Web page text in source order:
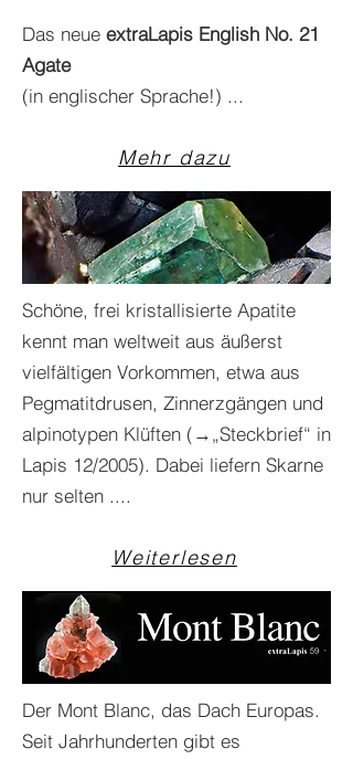
Das neue extraLapis English No. 21
Agate
(in englischer Sprache!) ...
Mehr dazu
Schöne, frei kristallisierte Apatite
kennt man weltweit aus äußerst
vielfältigen Vorkommen, etwa aus
Pegmatitdrusen, Zinnerzgängen und
alpinotypen Klüften (→„Steckbrief“ in
Lapis 12/2005). Dabei liefern Skarne
nur selten ....
Weiterlesen
Der Mont Blanc, das Dach Europas.
Seit Jahrhunderten gibt es